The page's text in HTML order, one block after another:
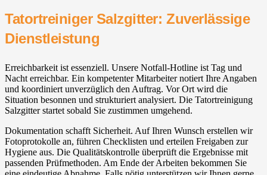
Tatortreiniger Salzgitter: Zuverlässige
Dienstleistung
Erreichbarkeit ist essenziell. Unsere Notfall-Hotline ist Tag und
Nacht erreichbar. Ein kompetenter Mitarbeiter notiert Ihre Angaben
und koordiniert unverzüglich den Auftrag. Vor Ort wird die
Situation besonnen und strukturiert analysiert. Die Tatortreinigung
Salzgitter startet sobald Sie zustimmen umgehend.
Dokumentation schafft Sicherheit. Auf Ihren Wunsch erstellen wir
Fotoprotokolle an, führen Checklisten und erteilen Freigaben zur
Hygiene aus. Die Qualitätskontrolle überprüft die Ergebnisse mit
passenden Prüfmethoden. Am Ende der Arbeiten bekommen Sie